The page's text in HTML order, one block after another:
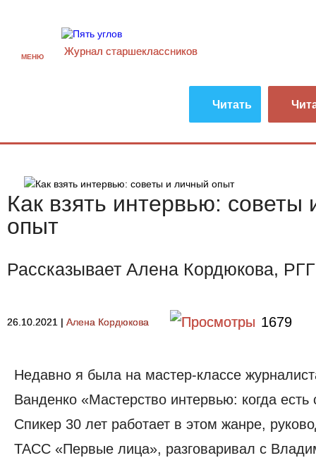
МЕНЮ Журнал старшекласcников
Читать
Как взять интервью: советы
опыт
Рассказывает Алена Кордюкова,
26.10.2021 | Алена Кордюкова 1679
Недавно я была на мастер-классе
Ванденко «Мастерство интервью: когда есть
Спикер 30 лет работает в этом жанре,
ТАСС «Первые лица», разговаривал с